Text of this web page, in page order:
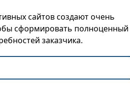
сайтов создают очень
сформировать полноценный
заказчика.